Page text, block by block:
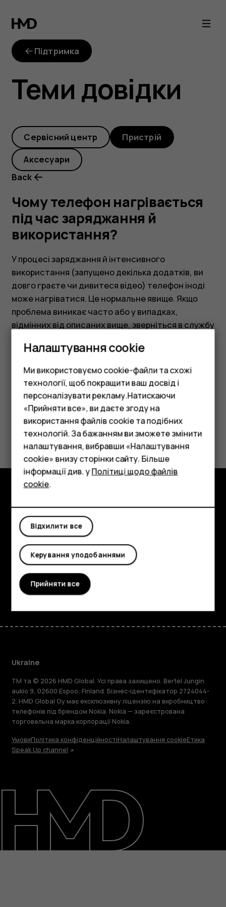
Чому
телефон
нагрівається
під
час
заряджання
й
використання?
Смартфони
Фічерфони
Аксесуари
Планшети
Підтримка
Теми довідки
Cервісний центр Пристрій
Аксесуари
Back
Чому телефон нагрівається
під час заряджання й
використання?
У процесі заряджання й інтенсивного
використання (запущено декілька додатків, ви
довго граєте чи дивитеся відео) телефон іноді
може нагріватися. Це нормальне явище. Якщо
проблема виникає часто або у випадках,
відмінних від описаних вище, зверніться в службу
Це було для вас корисним?
Так Ні
Детальніше
Planet and people
Підтримка
FacebookInstagram
TiktokYoutube
Ukraine
TM та © 2026 HMD Global. Усі права захищено. Bertel Jungin
aukio 9, 02600 Espoo, Finland. Бізнес-ідентифікатор 2724044-
2. HMD Global Oy має ексклюзивну ліцензію на виробництво
телефонів під брендом Nokia. Nokia — зареєстрована
торговельна марка корпорації Nokia.
УмовиПолітика конфіденційностіНалаштування cookieЕтика
Speak Up channel
Налаштування cookie
Ми використовуємо cookie-файли та схожі
технології, щоб покращити ваш досвід і
персоналізувати рекламу.Натискаючи
«Прийняти все», ви даєте згоду на
використання файлів cookie та подібних
технологій. За бажанням ви зможете змінити
налаштування, вибравши «Налаштування
cookie» внизу сторінки сайту. Більше
інформації див. уПолітиці щодо файлів
cookie.
Відхилити все
Керування уподобаннями
Прийняти все